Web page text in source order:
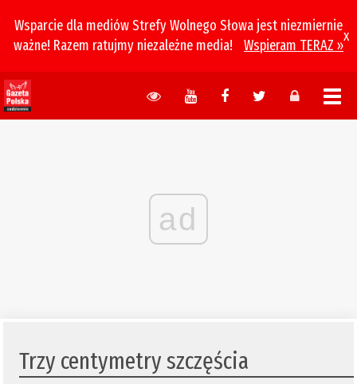
Wsparcie dla mediów Strefy Wolnego Słowa jest niezmiernie
ważne! Razem ratujmy niezależne media!
Wspieram TERAZ »
x
ad
Trzy centymetry szczęścia